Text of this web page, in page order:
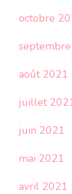
octobre
août 2021
juillet
juin 2021
mai 2021
avril 2021